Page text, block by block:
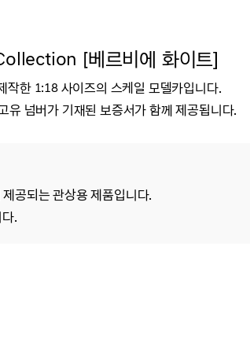
[베르비에 화이트]
작한 1:18 사이즈의 스케일 모델카입니다.
유 넘버가 기재된 보증서가 함께 제공됩니다.
공되는 관상용 제품입니다.
.